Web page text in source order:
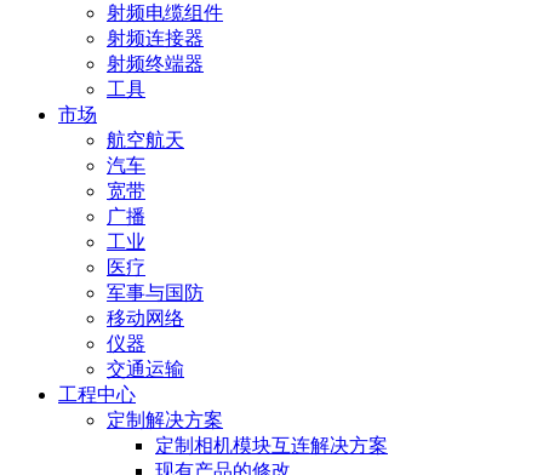
射频电缆组件
射频连接器
射频终端器
工具
市场
航空航天
汽车
宽带
广播
工业
医疗
军事与国防
移动网络
仪器
交通运输
工程中心
定制解决方案
定制相机模块互连解决方案